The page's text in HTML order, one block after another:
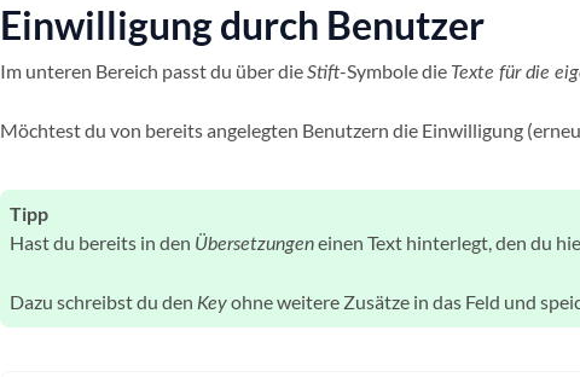
Einwilligung durch Benutzer
Im unteren Bereich passt du über dieStift-Symbole die Texte für die
Möchtest du von bereits angelegten Benutzern die Einwilligung
Tipp
Hast du bereits in den Übersetzungeneinen Text hinterlegt, den du
Dazu schreibst du den Keyohne weitere Zusätze in das Feld und